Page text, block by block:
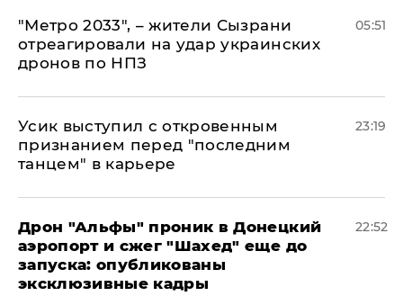
"Метро 2033", – жители Сызрани
отреагировали на удар украинских
дронов по НПЗ
05:51
Усик выступил с откровенным
признанием перед "последним
танцем" в карьере
23:19
Дрон "Альфы" проник в Донецкий
аэропорт и сжег "Шахед" еще до
запуска: опубликованы
эксклюзивные кадры
22:52